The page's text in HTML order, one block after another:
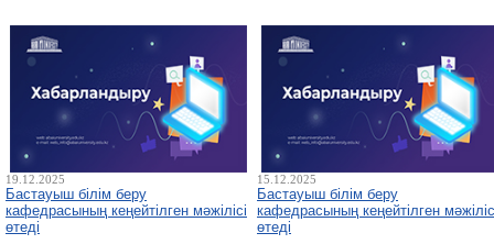
19.12.2025
Бастауыш білім беру
кафедрасының кеңейтілген мәжілісі
өтеді
15.12.2025
Бастауыш білім беру
кафедрасының кеңейтілген
өтеді